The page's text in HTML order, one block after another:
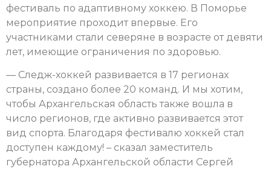
фестиваль по адаптивному хоккею. В Поморье
мероприятие проходит впервые. Его
участниками стали северяне в возрасте от девяти
лет, имеющие ограничения по здоровью.
— Следж-хоккей развивается в 17 регионах
страны, создано более 20 команд. И мы хотим,
чтобы Архангельская область также вошла в
число регионов, где активно развивается этот
вид спорта. Благодаря фестивалю хоккей стал
доступен каждому! – сказал заместитель
губернатора Архангельской области Сергей